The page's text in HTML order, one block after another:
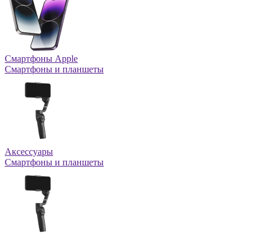
Смартфоны Apple
Смартфоны и планшеты
Аксессуары
Смартфоны и планшеты